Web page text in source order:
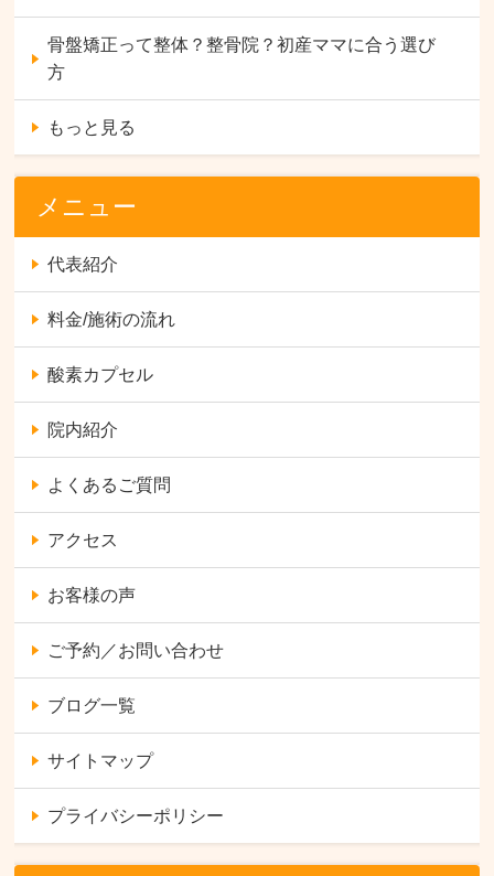
骨盤矯正って整体？整骨院？初産ママに合う選び
方
もっと見る
メニュー
代表紹介
料金/施術の流れ
酸素カプセル
院内紹介
よくあるご質問
アクセス
お客様の声
ご予約／お問い合わせ
ブログ一覧
サイトマップ
プライバシーポリシー